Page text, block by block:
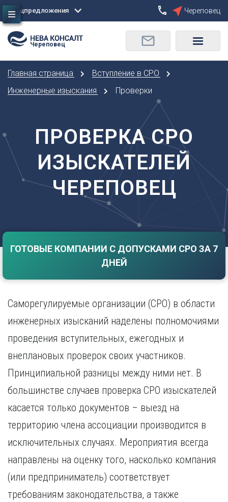
Сбросить
Москва
Санкт-Петербург
Б
Барнаул
Белгород
Брянск
Волгоград
Воронеж
Е
И
Иваново
Иркутск
К
Казань
Калининград
Кемерово
Киров
Курган
Курск
Л
О
Орел
Оренбург
Пенза
Пермь
Р
Ростов-на-Дону
Рязань
С
Саратов
Севастополь
Ставрополь
Т
Тверь
Тольятти
Томск
Тула
Тюмень
У
Улан-Удэ
Ульяновск
Уфа
Хабаровск
Спецпредложения Череповец
Череповец
Главная страница
Вступление в СРО
Инженерные изыскания
Проверки
ПРОВЕРКА СРО
ИЗЫСКАТЕЛЕЙ
ЧЕРЕПОВЕЦ
ГОТОВЫЕ КОМПАНИИ С ДОПУСКАМИ СРО ЗА 7
ДНЕЙ
Саморегулируемые организации (СРО) в области
инженерных изысканий наделены полномочиями
проведения вступительных, ежегодных и
внеплановых проверок своих участников.
Принципиальной разницы между ними нет. В
большинстве случаев проверка СРО изыскателей
касается только документов – выезд на
территорию члена ассоциации производится в
исключительных случаях. Мероприятия всегда
направлены на оценку того, насколько компания
(или предприниматель) соответствует
требованиям законодательства, а также